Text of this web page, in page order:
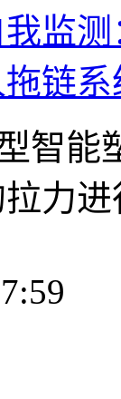
监
链
智能
力